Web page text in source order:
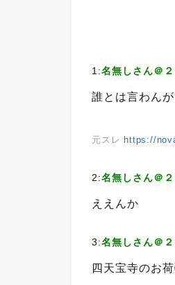
1:名無しさん＠
誰とは言わんが
元スレ https://
2:名無しさん＠
ええんか
3:名無しさん＠
四天宝寺のお